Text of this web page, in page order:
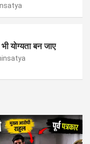
योग्यता बन जाए